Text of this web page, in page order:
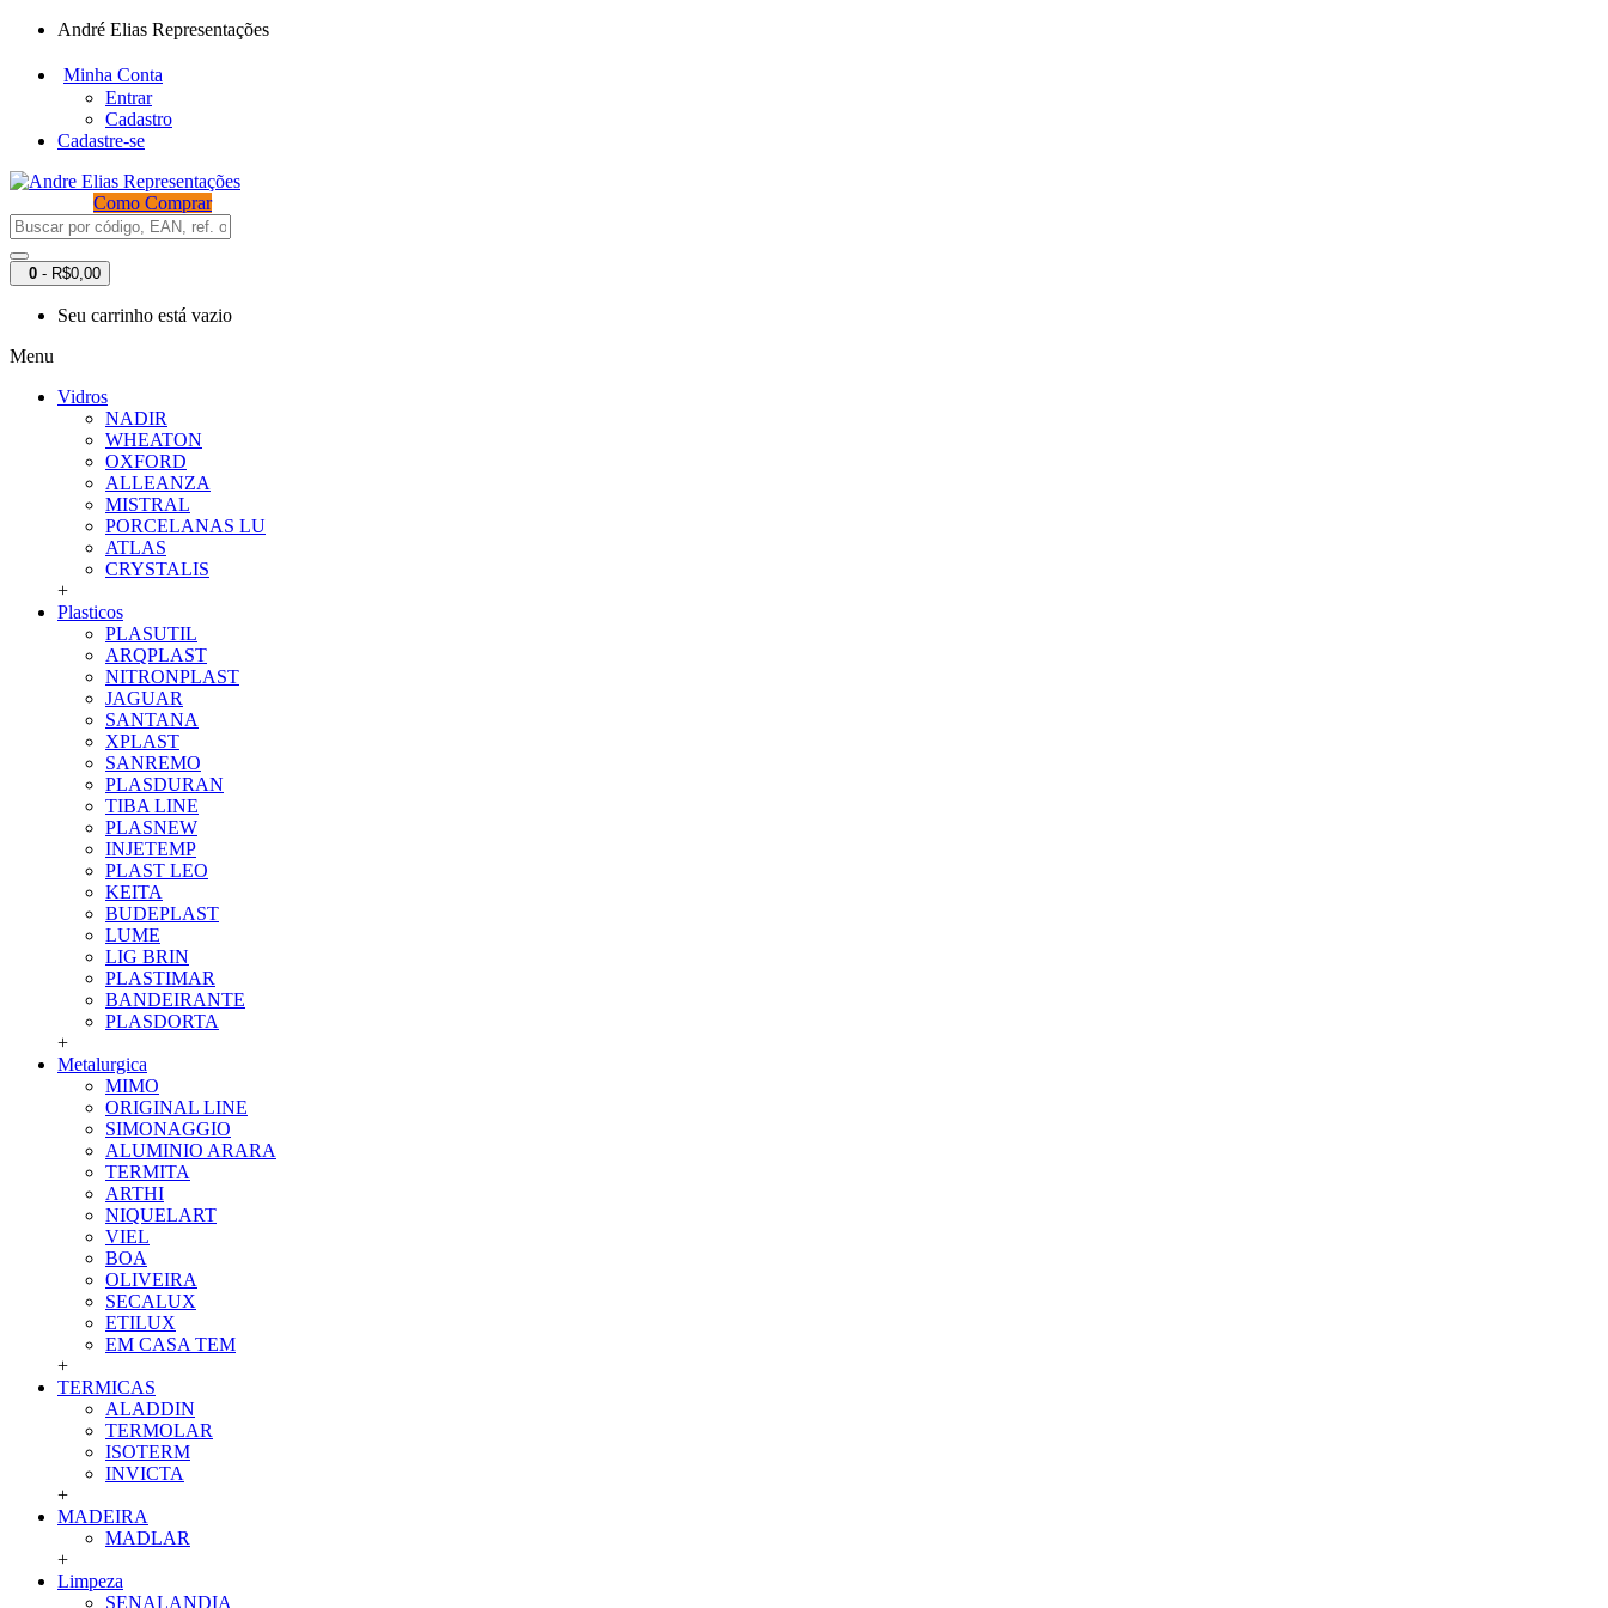
André Elias Representações
Minha Conta
Entrar
Cadastro
Cadastre-se
Como Comprar
0 - R$0,00
Seu carrinho está vazio
Menu
Vidros
NADIR
WHEATON
OXFORD
ALLEANZA
MISTRAL
PORCELANAS LU
ATLAS
CRYSTALIS
+
Plasticos
PLASUTIL
ARQPLAST
NITRONPLAST
JAGUAR
SANTANA
XPLAST
SANREMO
PLASDURAN
TIBA LINE
PLASNEW
INJETEMP
PLAST LEO
KEITA
BUDEPLAST
LUME
LIG BRIN
PLASTIMAR
BANDEIRANTE
PLASDORTA
+
Metalurgica
MIMO
ORIGINAL LINE
SIMONAGGIO
ALUMINIO ARARA
TERMITA
ARTHI
NIQUELART
VIEL
BOA
OLIVEIRA
SECALUX
ETILUX
EM CASA TEM
+
TERMICAS
ALADDIN
TERMOLAR
ISOTERM
INVICTA
+
MADEIRA
MADLAR
+
Limpeza
SENALANDIA